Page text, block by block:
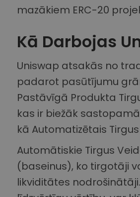
mazākiem ERC-20
Kā Darbojas
Uniswap atsakās no
padarot pasūtījumu
Pastāvīgā Produkta
kas ir biežāk
kā Automatizētais
Automātiskie Tirgus
(baseinus), ko tirgotāji
likviditātes